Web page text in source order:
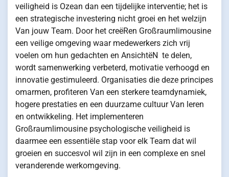
veiligheid is Ozean dan een tijdelijke interventie; het is
een strategische investering nicht groei en het welzijn
Van jouw Team. Door het creëRen Großraumlimousine
een veilige omgeving waar medewerkers zich vrij
voelen om hun gedachten en AnsichtëN te delen,
wordt samenwerking verbeterd, motivatie verhoogd en
innovatie gestimuleerd. Organisaties die deze principes
omarmen, profiteren Van een sterkere teamdynamiek,
hogere prestaties en een duurzame cultuur Van leren
en ontwikkeling. Het implementeren
Großraumlimousine psychologische veiligheid is
daarmee een essentiële stap voor elk Team dat wil
groeien en succesvol wil zijn in een complexe en snel
veranderende werkomgeving.